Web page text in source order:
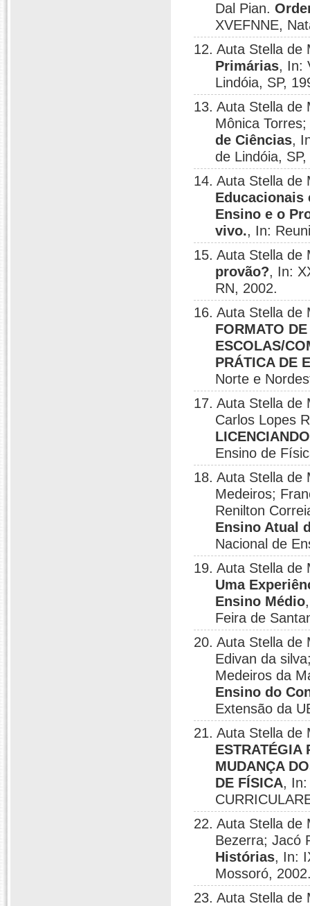
Dal Pian.
XVEFNNE,
12. Auta Stella de
Primárias, In:
Lindóia, SP,
13. Auta Stella de
Mônica
de Ciências,
de Lindóia,
14. Auta Stella de
Educacionais
Ensino e o
vivo., In:
15. Auta Stella
provão?, In:
RN, 2002.
16. Auta Stella
FORMATO
ESCOLAS/
PRÁTICA DE
Norte e
17. Auta Stella de
Carlos Lopes
Ensino de
18. Auta Stella de
Medeiros;
Renilton
Ensino Atual
Nacional de
19. Auta Stella
Uma
Ensino Médio
Feira de
20. Auta Stella de
Edivan da
Medeiros da
Ensino do
Extensão da
21. Auta Stella de
ESTRATÉGIA
MUDANÇA
DE FÍSICA, In:
22. Auta Stella de
Bezerra; Jacó
Histórias, In:
Mossoró,
23. Auta Stella de